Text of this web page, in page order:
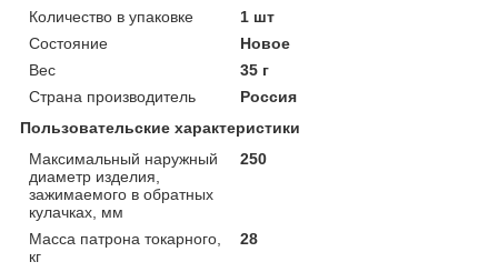
Количество в упаковке
1 шт
Состояние
Новое
Вес
35 г
Страна производитель
Россия
Пользовательские характеристики
Максимальный наружный
диаметр изделия,
зажимаемого в обратных
кулачках, мм
250
Масса патрона токарного,
кг
28